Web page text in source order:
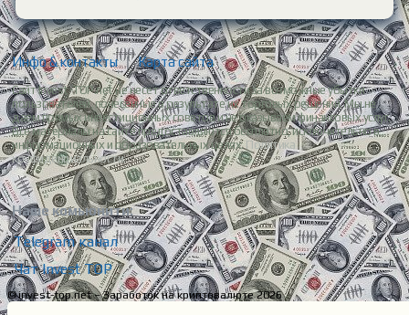
Инфо & контакты | Карта сайта
Сайт Invest-TOP.net не несет ответственности за возможные убытки
пользователей, понесенные в результате их торговых решений. Мы не
даем прямых инвестиционных советов и не оказываем финансовых услуг.
Все материалы на сайте предоставляются бесплатно, исключительно в
информационных и образовательных целях.Политика
конфиденциальности.
Наше комьюнити:
Telegram канал
Чат Invest TOP
© invest-top.net – Заработок на криптовалюте 2026